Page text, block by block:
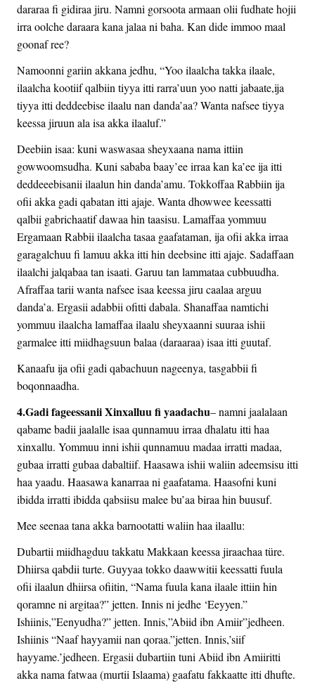
dararaa fi gidiraa jiru. Namni gorsoota armaan olii fudhate hojii
irra oolche daraara kana jalaa ni baha. Kan dide immoo maal
goonaf ree?
Namoonni gariin akkana jedhu, “Yoo ilaalcha takka ilaale,
ilaalcha kootiif qalbiin tiyya itti rarra’uun yoo natti jabaate,ija
tiyya itti deddeebise ilaalu nan danda’aa? Wanta nafsee tiyya
keessa jiruun ala isa akka ilaaluf.”
Deebiin isaa: kuni waswasaa sheyxaana nama ittiin
gowwoomsudha. Kuni sababa baay’ee irraa kan ka’ee ija itti
deddeeebisanii ilaalun hin danda’amu. Tokkoffaa Rabbiin ija
ofii akka gadi qabatan itti ajaje. Wanta dhowwee keessatti
qalbii gabrichaatif dawaa hin taasisu. Lamaffaa yommuu
Ergamaan Rabbii ilaalcha tasaa gaafataman, ija ofii akka irraa
garagalchuu fi lamuu akka itti hin deebsine itti ajaje. Sadaffaan
ilaalchi jalqabaa tan isaati. Garuu tan lammataa cubbuudha.
Afraffaa tarii wanta nafsee isaa keessa jiru caalaa arguu
danda’a. Ergasii adabbii ofitti dabala. Shanaffaa namtichi
yommuu ilaalcha lamaffaa ilaalu sheyxaanni suuraa ishii
garmalee itti miidhagsuun balaa (daraaraa) isaa itti guutaf.
Kanaafu ija ofii gadi qabachuun nageenya, tasgabbii fi
boqonnaadha.
4.Gadi fageessanii Xinxalluu fi yaadachu– namni jaalalaan
qabame badii jaalalle isaa qunnamuu irraa dhalatu itti haa
xinxallu. Yommuu inni ishii qunnamuu madaa irratti madaa,
gubaa irratti gubaa dabaltiif. Haasawa ishii waliin adeemsisu itti
haa yaadu. Haasawa kanarraa ni gaafatama. Haasofni kuni
ibidda irratti ibidda qabsiisu malee bu’aa biraa hin buusuf.
Mee seenaa tana akka barnootatti waliin haa ilaallu:
Dubartii miidhagduu takkatu Makkaan keessa jiraachaa türe.
Dhiirsa qabdii turte. Guyyaa tokko daawwitii keessatti fuula
ofii ilaalun dhiirsa ofiitin, “Nama fuula kana ilaale ittiin hin
qoramne ni argitaa?” jetten. Innis ni jedhe ‘Eeyyen.”
Ishiinis,”Eenyudha?” jetten. Innis,”Abiid ibn Amiir”jedheen.
Ishiinis “Naaf hayyamii nan qoraa.”jetten. Innis,’siif
hayyame.’jedheen. Ergasii dubartiin tuni Abiid ibn Amiiritti
akka nama fatwaa (murtii Islaama) gaafatu fakkaatte itti dhufte.